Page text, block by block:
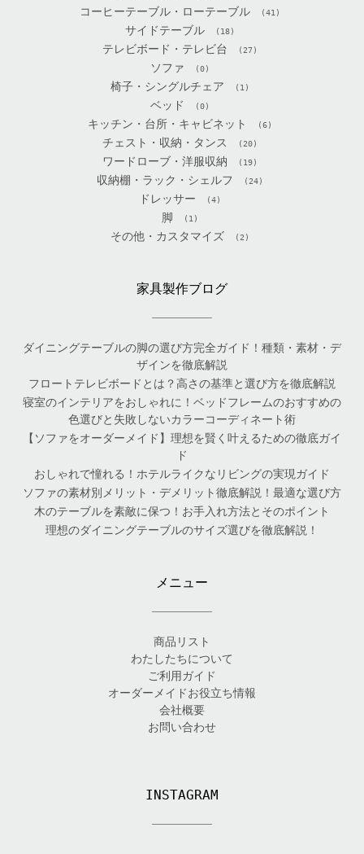
コーヒーテーブル・ローテーブル (41)
サイドテーブル (18)
テレビボード・テレビ台 (27)
ソファ (0)
椅子・シングルチェア (1)
ベッド (0)
キッチン・台所・キャビネット (6)
チェスト・収納・タンス (20)
ワードローブ・洋服収納 (19)
収納棚・ラック・シェルフ (24)
ドレッサー (4)
脚 (1)
その他・カスタマイズ (2)
家具製作ブログ
ダイニングテーブルの脚の選び方完全ガイド！種類・素材・デ
ザインを徹底解説
フロートテレビボードとは？高さの基準と選び方を徹底解説
寝室のインテリアをおしゃれに！ベッドフレームのおすすめの
色選びと失敗しないカラーコーディネート術
【ソファをオーダーメイド】理想を賢く叶えるための徹底ガイ
ド
おしゃれで憧れる！ホテルライクなリビングの実現ガイド
ソファの素材別メリット・デメリット徹底解説！最適な選び方
木のテーブルを素敵に保つ！お手入れ方法とそのポイント
理想のダイニングテーブルのサイズ選びを徹底解説！
メニュー
商品リスト
わたしたちについて
ご利用ガイド
オーダーメイドお役立ち情報
会社概要
お問い合わせ
INSTAGRAM